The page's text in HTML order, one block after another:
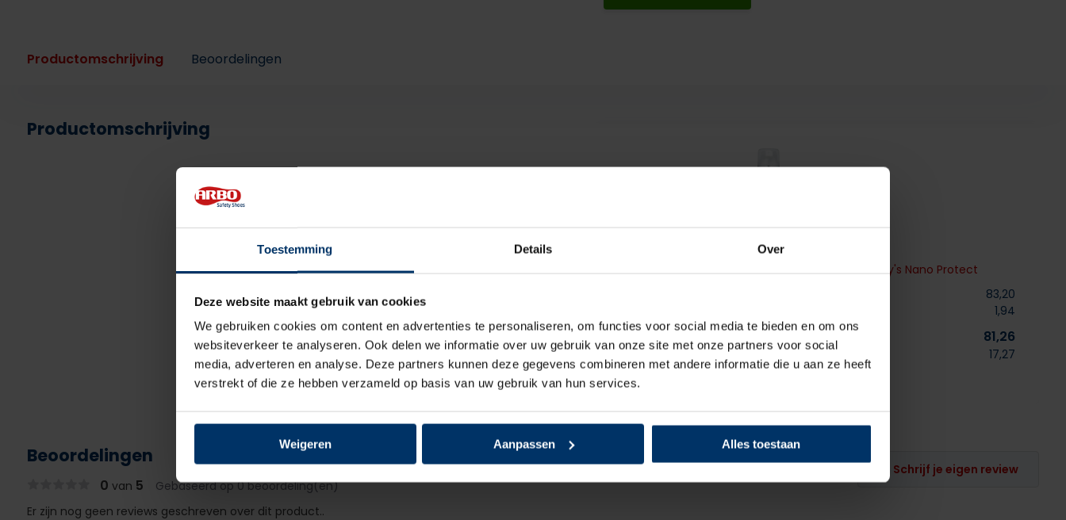
Toestemming Details Over
Deze website maakt gebruik van cookies
We gebruiken cookies om content en advertenties te personaliseren, om functies voor social media te bieden en om ons
websiteverkeer te analyseren. Ook delen we informatie over uw gebruik van onze site met onze partners voor social
media, adverteren en analyse. Deze partners kunnen deze gegevens combineren met andere informatie die u aan ze heeft
verstrekt of die ze hebben verzameld op basis van uw gebruik van hun services.
Weigeren Aanpassen Alles toestaan
Productomschrijving Beoordelingen
Productomschrijving
Pak je deal 15% korting op Nano protect
Birkenstock Super Birki 2.0 Fondant Pink +Shoeboy's Nano Protect
83,20
1,94
Combideal: 81,26
excl. btw
17,27
Niet op voorraad
Beoordelingen
0 van 5 Gebaseerd op 0 beoordeling(en)
Schrijf je eigen review
Er zijn nog geen reviews geschreven over dit product..